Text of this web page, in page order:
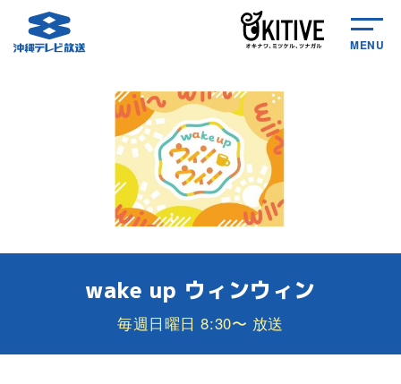
MENU
wake up ウィンウィン
毎週日曜日 8:30〜 放送